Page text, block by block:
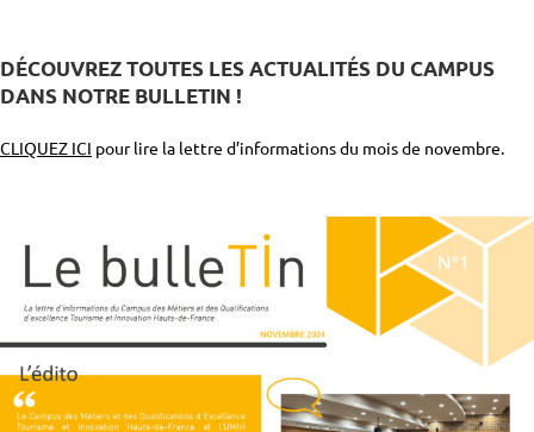
DÉCOUVREZ TOUTES LES ACTUALITÉS DU CAMPUS
DANS NOTRE BULLETIN !
CLIQUEZ ICI pour lire la lettre d’informations du mois de novembre.